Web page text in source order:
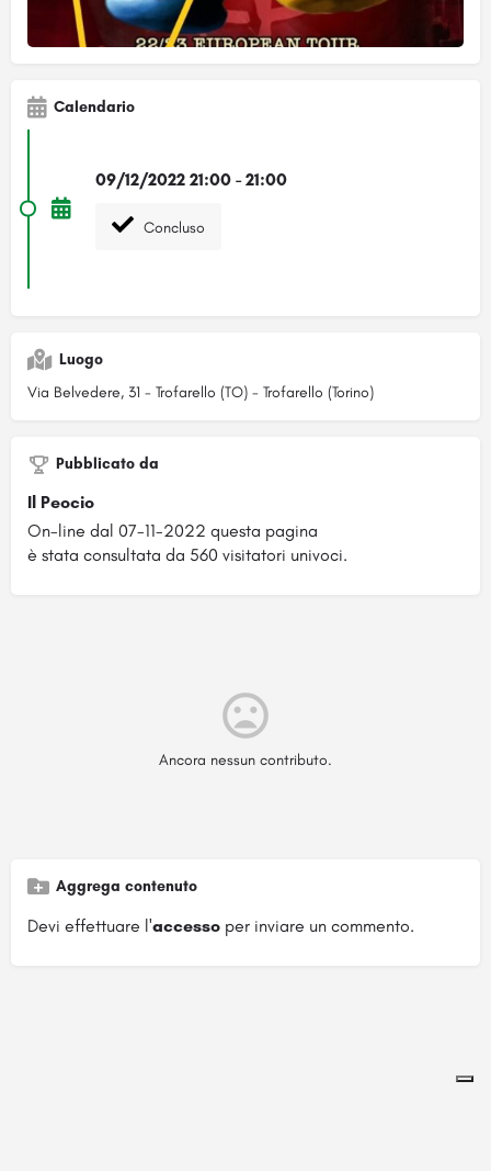
Calendario
09/12/2022 21:00 - 21:00
Concluso
Luogo
Via Belvedere, 31 - Trofarello (TO) - Trofarello (Torino)
Pubblicato da
Il Peocio
On-line dal 07-11-2022 questa pagina
è stata consultata da 560 visitatori univoci.
Ancora nessun contributo.
Aggrega contenuto
Devi effettuare l'accesso per inviare un commento.